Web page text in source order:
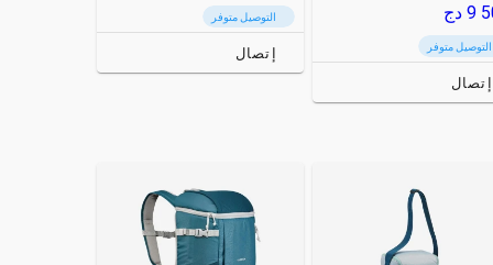
9 دج
التوصيل متوفر
إتصال
التوصيل متوفر
إتصال